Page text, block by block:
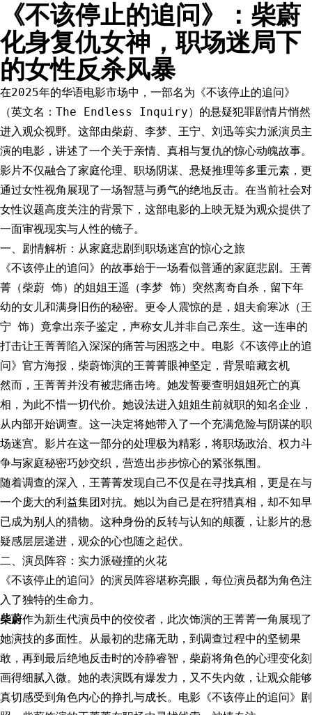
《不该停止的追问》：柴蔚
化身复仇女神，职场迷局下
的女性反杀风暴
在2025年的华语电影市场中，一部名为《不该停止的追问》
（英文名：The Endless Inquiry）的悬疑犯罪剧情片悄然
进入观众视野。这部由柴蔚、李梦、王宁、刘迅等实力派演员主
演的电影，讲述了一个关于亲情、真相与复仇的惊心动魄故事。
影片不仅融合了家庭伦理、职场阴谋、悬疑推理等多重元素，更
通过女性视角展现了一场智慧与勇气的绝地反击。在当前社会对
女性议题高度关注的背景下，这部电影的上映无疑为观众提供了
一面审视现实与人性的镜子。
一、剧情解析：从家庭悲剧到职场迷宫的惊心之旅
《不该停止的追问》的故事始于一场看似普通的家庭悲剧。王菁
菁（柴蔚 饰）的姐姐王遥（李梦 饰）突然离奇自杀，留下年
幼的女儿和满身旧伤的秘密。更令人震惊的是，姐夫俞寒冰（王
宁 饰）竟拿出亲子鉴定，声称女儿并非自己亲生。这一连串的
打击让王菁菁陷入深深的痛苦与困惑之中。电影《不该停止的追
问》官方海报，柴蔚饰演的王菁菁眼神坚定，背景暗藏玄机
然而，王菁菁并没有被悲痛击垮。她发誓要查明姐姐死亡的真
相，为此不惜一切代价。她设法进入姐姐生前就职的知名企业，
从内部开始调查。这一决定将她带入了一个充满危险与阴谋的职
场迷宫。影片在这一部分的处理极为精彩，将职场政治、权力斗
争与家庭秘密巧妙交织，营造出步步惊心的紧张氛围。
随着调查的深入，王菁菁发现自己不仅是在寻找真相，更是在与
一个庞大的利益集团对抗。她以为自己是在狩猎真相，却不知早
已成为别人的猎物。这种身份的反转与认知的颠覆，让影片的悬
疑感层层递进，观众的心也随之起伏。
二、演员阵容：实力派碰撞的火花
《不该停止的追问》的演员阵容堪称亮眼，每位演员都为角色注
入了独特的生命力。
柴蔚作为新生代演员中的佼佼者，此次饰演的王菁菁一角展现了
她演技的多面性。从最初的悲痛无助，到调查过程中的坚韧果
敢，再到最后绝地反击时的冷静睿智，柴蔚将角色的心理变化刻
画得细腻入微。她的表演既有爆发力，又不失内敛，让观众能够
真切感受到角色内心的挣扎与成长。电影《不该停止的追问》剧